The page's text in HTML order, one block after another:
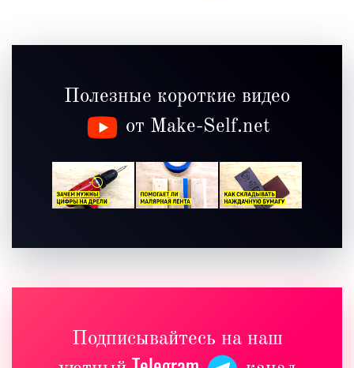
Полезные короткие видео
от Make-Self.net
Подписывайтесь на наш